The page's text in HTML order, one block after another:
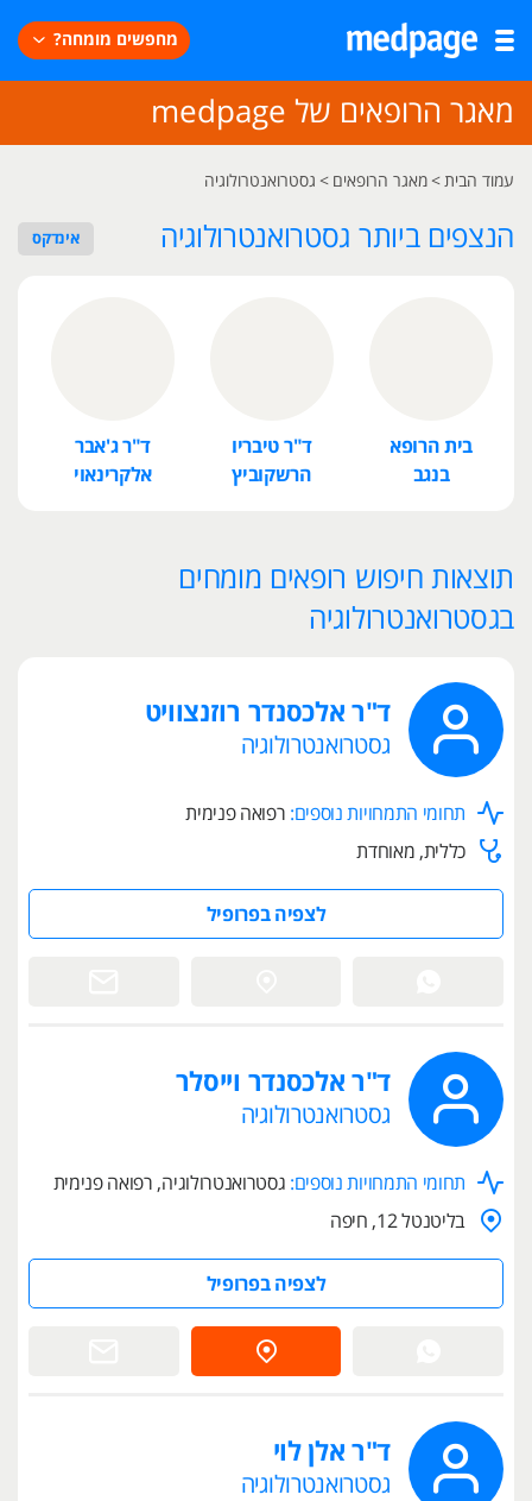
מחפשים מומחה?
מאגר הרופאים של medpage
עמוד הבית>מאגר הרופאים > גסטרואנטרולוגיה
אינדקס הנצפים ביותר גסטרואנטרולוגיה
בית הרופא
בנגב
ד"ר טיבריו
הרשקוביץ
ד"ר ג'אבר
אלקרינאוי
תוצאות חיפוש רופאים מומחים
בגסטרואנטרולוגיה
ד"ר אלכסנדר רוזנצוויט‬‎
גסטרואנטרולוגיה
תחומי התמחויות נוספים: רפואה פנימית
כללית, מאוחדת
לצפיה בפרופיל
ד"ר אלכסנדר וייסלר
גסטרואנטרולוגיה
תחומי התמחויות נוספים: גסטרואנטרולוגיה, רפואה פנימית
בליטנטל 12, חיפה
לצפיה בפרופיל
ד"ר אלן לוי
גסטרואנטרולוגיה